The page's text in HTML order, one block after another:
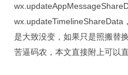
wx.updateTimelineShareData
是大致没变，如果只是照搬替
苦逼码农，本文直接附上可以